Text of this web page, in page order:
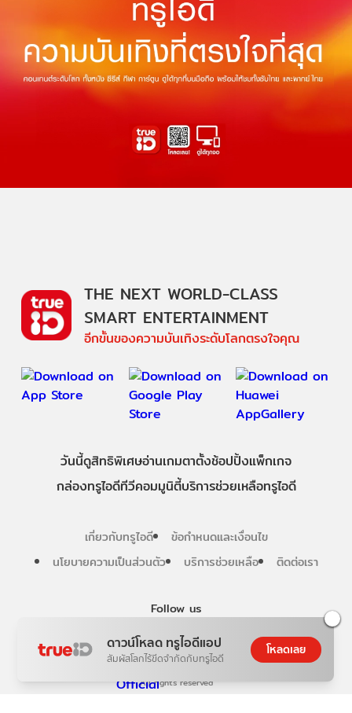
ดาวน์โหลด ทรูไอดีแอป
สัมผัสโลกไร้ขีดจำกัดกับทรูไอดี
โหลดเลย
Follow us
All rights reserved
THE NEXT WORLD-CLASS
SMART ENTERTAINMENT
อีกขั้นของความบันเทิงระดับโลกตรงใจคุณ
วันนี้ดูสิทธิพิเศษอ่านเกมตาตั้งช้อปปิ้งแพ็กเกจ
กล่องทรูไอดีทีวีคอมมูนิตี้บริการช่วยเหลือทรูไอดี
เกี่ยวกับทรูไอดี
ข้อกำหนดและเงื่อนไข
นโยบายความเป็นส่วนตัว
บริการช่วยเหลือ ติดต่อเรา